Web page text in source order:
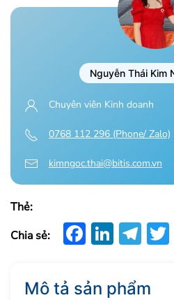
Nguyễn Thái Kim
Chuyên viên Kinh doanh
0768 112 296 (Phone/ Zalo)
kimngoc.thai@bitis.com.vn
Thẻ:
Chia sẻ:
Mô tả sản phẩm